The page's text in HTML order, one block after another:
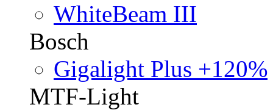
WhiteBeam III
Bosch
Gigalight Plus +120%
MTF-Light